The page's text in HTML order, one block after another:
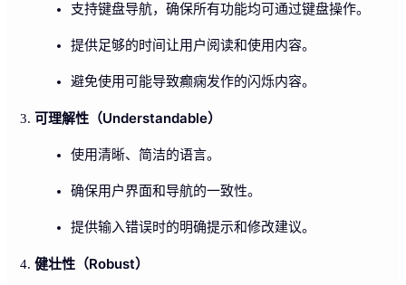
支持键盘导航，确保所有功能均可通过键盘操作。
提供足够的时间让用户阅读和使用内容。
避免使用可能导致癫痫发作的闪烁内容。
可理解性（Understandable）
使用清晰、简洁的语言。
确保用户界面和导航的一致性。
提供输入错误时的明确提示和修改建议。
健壮性（Robust）